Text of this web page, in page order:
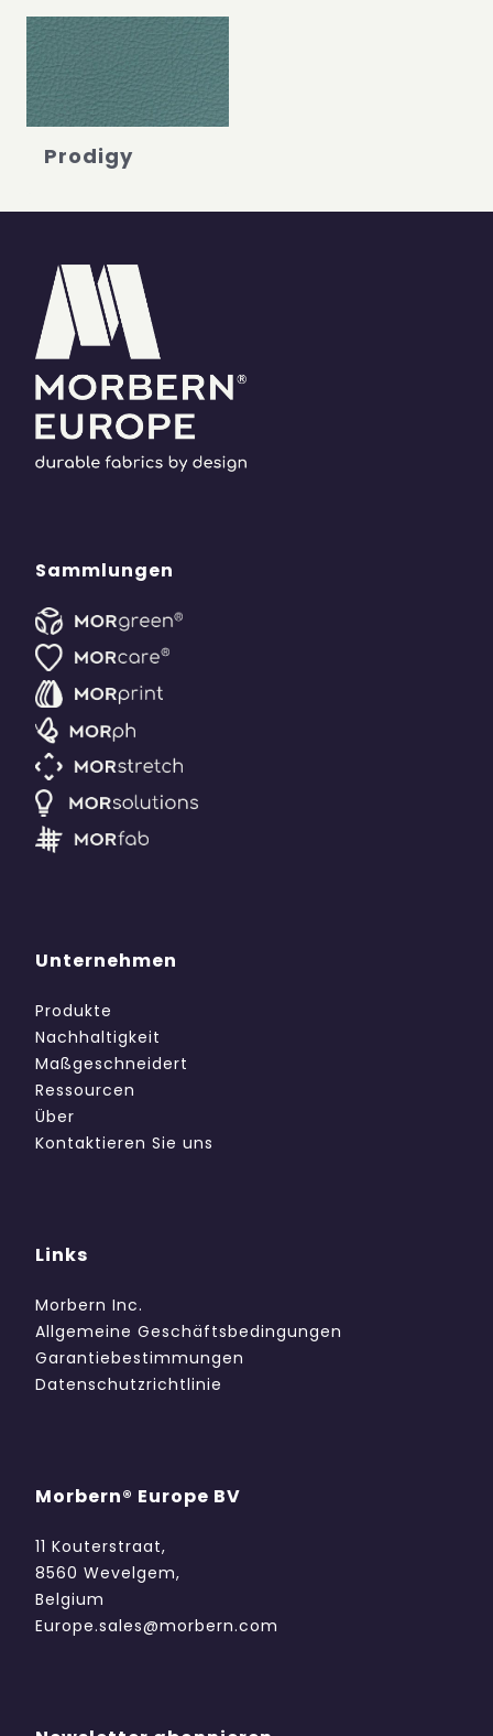
Prodigy
Sammlungen
Unternehmen
Produkte
Nachhaltigkeit
Maßgeschneidert
Ressourcen
Über
Kontaktieren Sie uns
Links
Morbern Inc.
Allgemeine Geschäftsbedingungen
Garantiebestimmungen
Datenschutzrichtlinie
Morbern® Europe BV
11 Kouterstraat,
8560 Wevelgem,
Belgium
Europe.sales@morbern.com